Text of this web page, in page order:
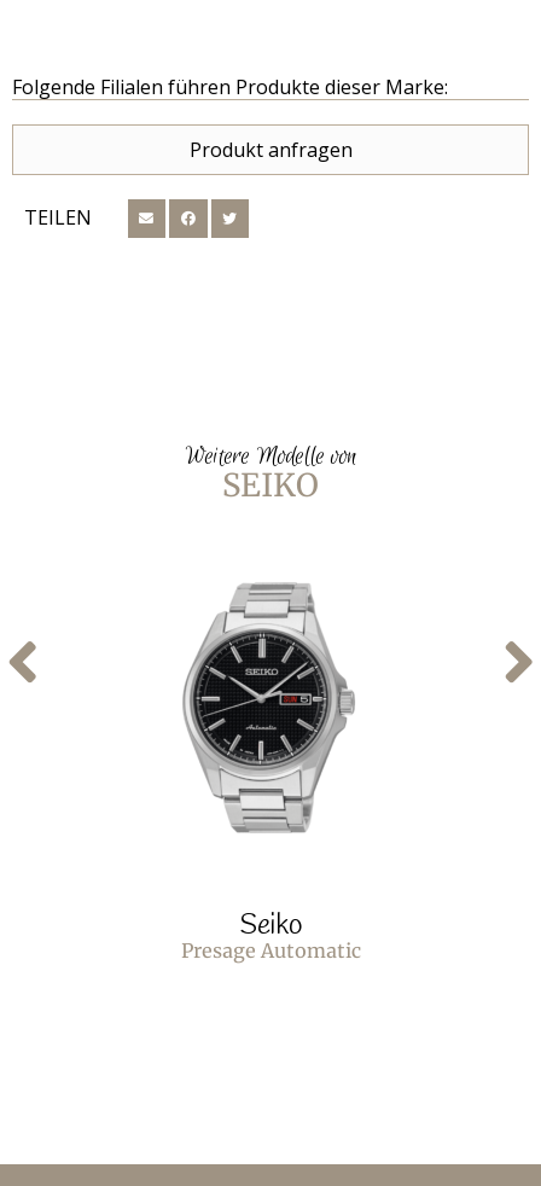
Folgende Filialen führen Produkte dieser Marke:
Produkt anfragen
TEILEN
Weitere Modelle von
SEIKO
Seiko
Presage Automatic